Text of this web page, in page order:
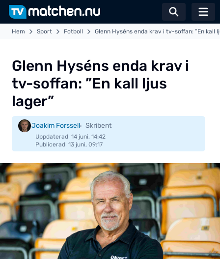
Växla
Hem Sport Fotboll Glenn Hyséns enda krav i tv-soffan: ”En kall
Glenn Hyséns enda krav i
tv-soffan: ”En kall ljus
lager”
Joakim Forssell Skribent
Uppdaterad 14 juni, 14:42
Publicerad 13 juni, 09:17